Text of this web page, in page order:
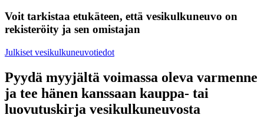
Voit tarkistaa etukäteen, että vesikulkuneuvo on
rekisteröity ja sen omistajan
Julkiset vesikulkuneuvotiedot
Pyydä myyjältä voimassa oleva varmenne
ja tee hänen kanssaan kauppa- tai
luovutuskirja vesikulkuneuvosta